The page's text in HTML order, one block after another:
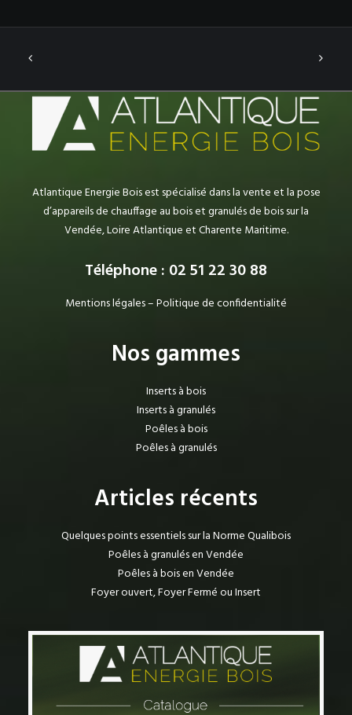
Atlantique Energie Bois est spécialisé dans la vente et la pose
d’appareils de chauffage au bois et granulés de bois sur la
Vendée, Loire Atlantique et Charente Maritime.
Téléphone : 02 51 22 30 88
Mentions légales–Politique de confidentialité
Nos gammes
Inserts à bois
Inserts à granulés
Poêles à bois
Poêles à granulés
Articles récents
Quelques points essentiels sur la Norme Qualibois
Poêles à granulés en Vendée
Poêles à bois en Vendée
Foyer ouvert, Foyer Fermé ou Insert